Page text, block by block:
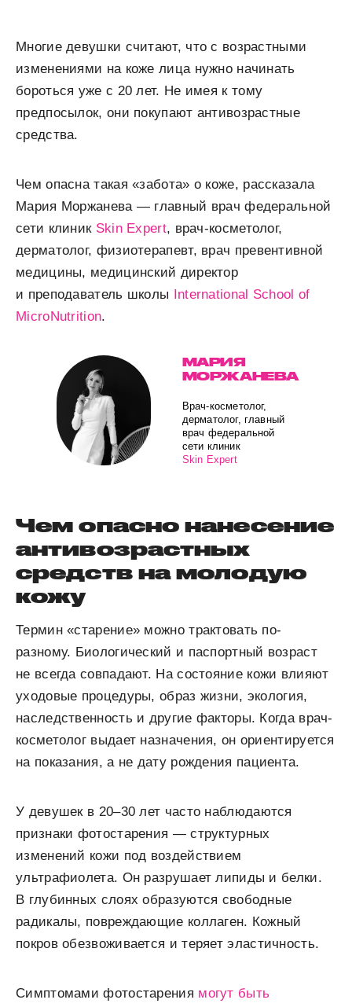
Многие девушки считают, что с возрастными
изменениями на коже лица нужно начинать
бороться уже с 20 лет. Не имея к тому
предпосылок, они покупают антивозрастные
средства.
Чем опасна такая «забота» о коже, рассказала
Мария Моржанева — главный врач федеральной
сети клиник Skin Expert, врач-косметолог,
дерматолог, физиотерапевт, врач превентивной
медицины, медицинский директор
и преподаватель школы International School of
MicroNutrition.
МАРИЯ
МОРЖАНЕВА
Врач-косметолог,
дерматолог, главный
врач федеральной
сети клиник
Skin Expert
Чем опасно нанесение
антивозрастных
средств на молодую
кожу
Термин «старение» можно трактовать по-
разному. Биологический и паспортный возраст
не всегда совпадают. На состояние кожи влияют
уходовые процедуры, образ жизни, экология,
наследственность и другие факторы. Когда врач-
косметолог выдает назначения, он ориентируется
на показания, а не дату рождения пациента.
У девушек в 20–30 лет часто наблюдаются
признаки фотостарения — структурных
изменений кожи под воздействием
ультрафиолета. Он разрушает липиды и белки.
В глубинных слоях образуются свободные
радикалы, повреждающие коллаген. Кожный
покров обезвоживается и теряет эластичность.
Симптомами фотостарения могут быть